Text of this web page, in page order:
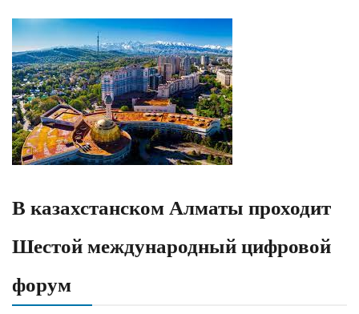
В казахстанском Алматы проходит
Шестой международный цифровой
форум